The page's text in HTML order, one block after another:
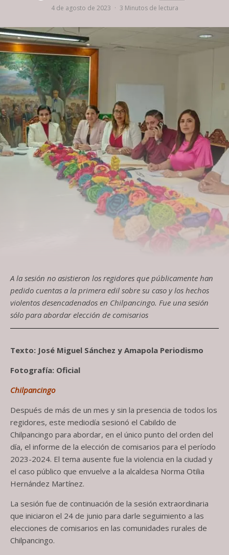
4 de agosto de 2023 · 3 Minutos de lectura
A la sesión no asistieron los regidores que públicamente han
pedido cuentas a la primera edil sobre su caso y los hechos
violentos desencadenados en Chilpancingo. Fue una sesión
sólo para abordar elección de comisarios
Texto: José Miguel Sánchez y Amapola Periodismo
Fotografía: Oficial
Chilpancingo
Después de más de un mes y sin la presencia de todos los
regidores, este mediodía sesionó el Cabildo de
Chilpancingo para abordar, en el único punto del orden del
día, el informe de la elección de comisarios para el período
2023-2024. El tema ausente fue la violencia en la ciudad y
el caso público que envuelve a la alcaldesa Norma Otilia
Hernández Martínez.
La sesión fue de continuación de la sesión extraordinaria
que iniciaron el 24 de junio para darle seguimiento a las
elecciones de comisarios en las comunidades rurales de
Chilpancingo.